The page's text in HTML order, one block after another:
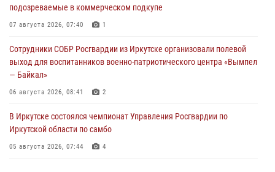
подозреваемые в коммерческом подкупе
07 августа 2026, 07:40 1
Сотрудники СОБР Росгвардии из Иркутске организовали полевой
выход для воспитанников военно-патриотического центра «Вымпел
— Байкал»
06 августа 2026, 08:41 2
В Иркутске состоялся чемпионат Управления Росгвардии по
Иркутской области по самбо
05 августа 2026, 07:44 4